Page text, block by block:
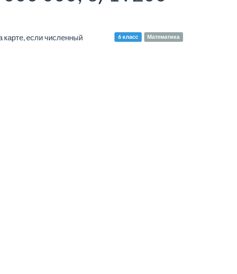
6 класс Математика
карте, если численный